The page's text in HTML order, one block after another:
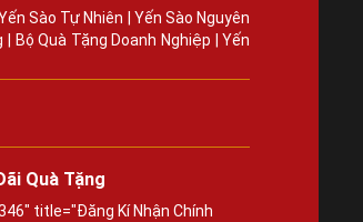
Sào Tự Nhiên
Yến Sào Nguyên
Bộ Quà Tặng Doanh Nghiệp |Yến
Quà Tặng
title="Đăng Kí Nhận Chính